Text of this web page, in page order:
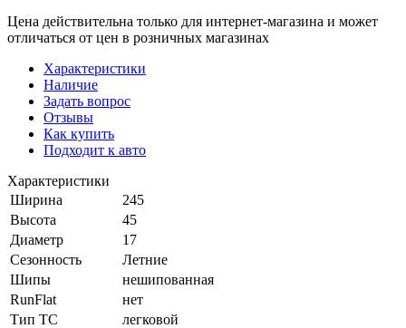
Цена действительна только для интернет-магазина и может
отличаться от цен в розничных магазинах
Характеристики
Наличие
Задать вопрос
Отзывы
Как купить
Подходит к авто
Характеристики
Ширина
245
Высота
45
Диаметр
17
Сезонность
Летние
Шипы
нешипованная
RunFlat
нет
Тип ТС
легковой